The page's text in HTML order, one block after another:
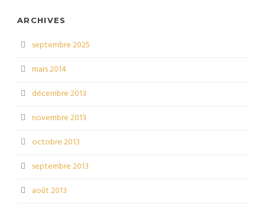
ARCHIVES
septembre 2025
mars 2014
décembre 2013
novembre 2013
octobre 2013
septembre 2013
août 2013